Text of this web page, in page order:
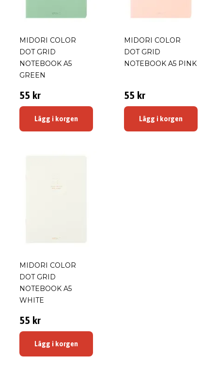
MIDORI COLOR
DOT GRID
NOTEBOOK A5
GREEN
55 kr
Lägg i korgen
MIDORI COLOR
DOT GRID
NOTEBOOK A5 PINK
55 kr
Lägg i korgen
MIDORI COLOR
DOT GRID
NOTEBOOK A5
WHITE
55 kr
Lägg i korgen